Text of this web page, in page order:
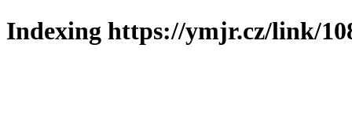
Indexing https://ymjr.cz/link/